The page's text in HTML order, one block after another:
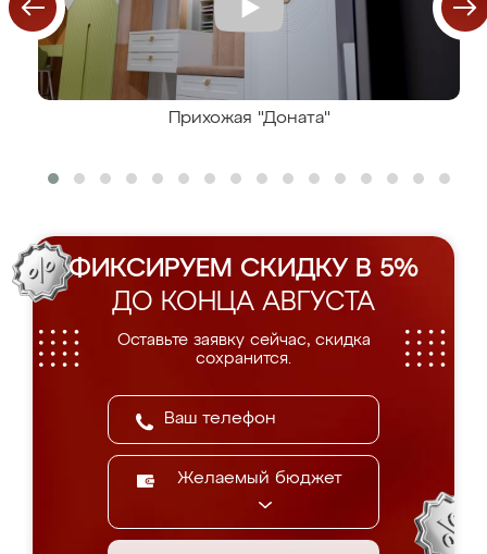
Прихожая "Доната"
ФИКСИРУЕМ СКИДКУ В 5%
ДО КОНЦА АВГУСТА
Оставьте заявку сейчас, скидка
сохранится.
Желаемый бюджет